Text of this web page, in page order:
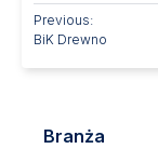
Previous:
BiK Drewno
Branża